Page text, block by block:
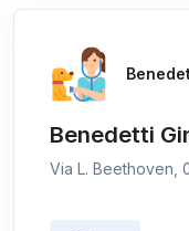
Benedetti
Via L. Beethoven,